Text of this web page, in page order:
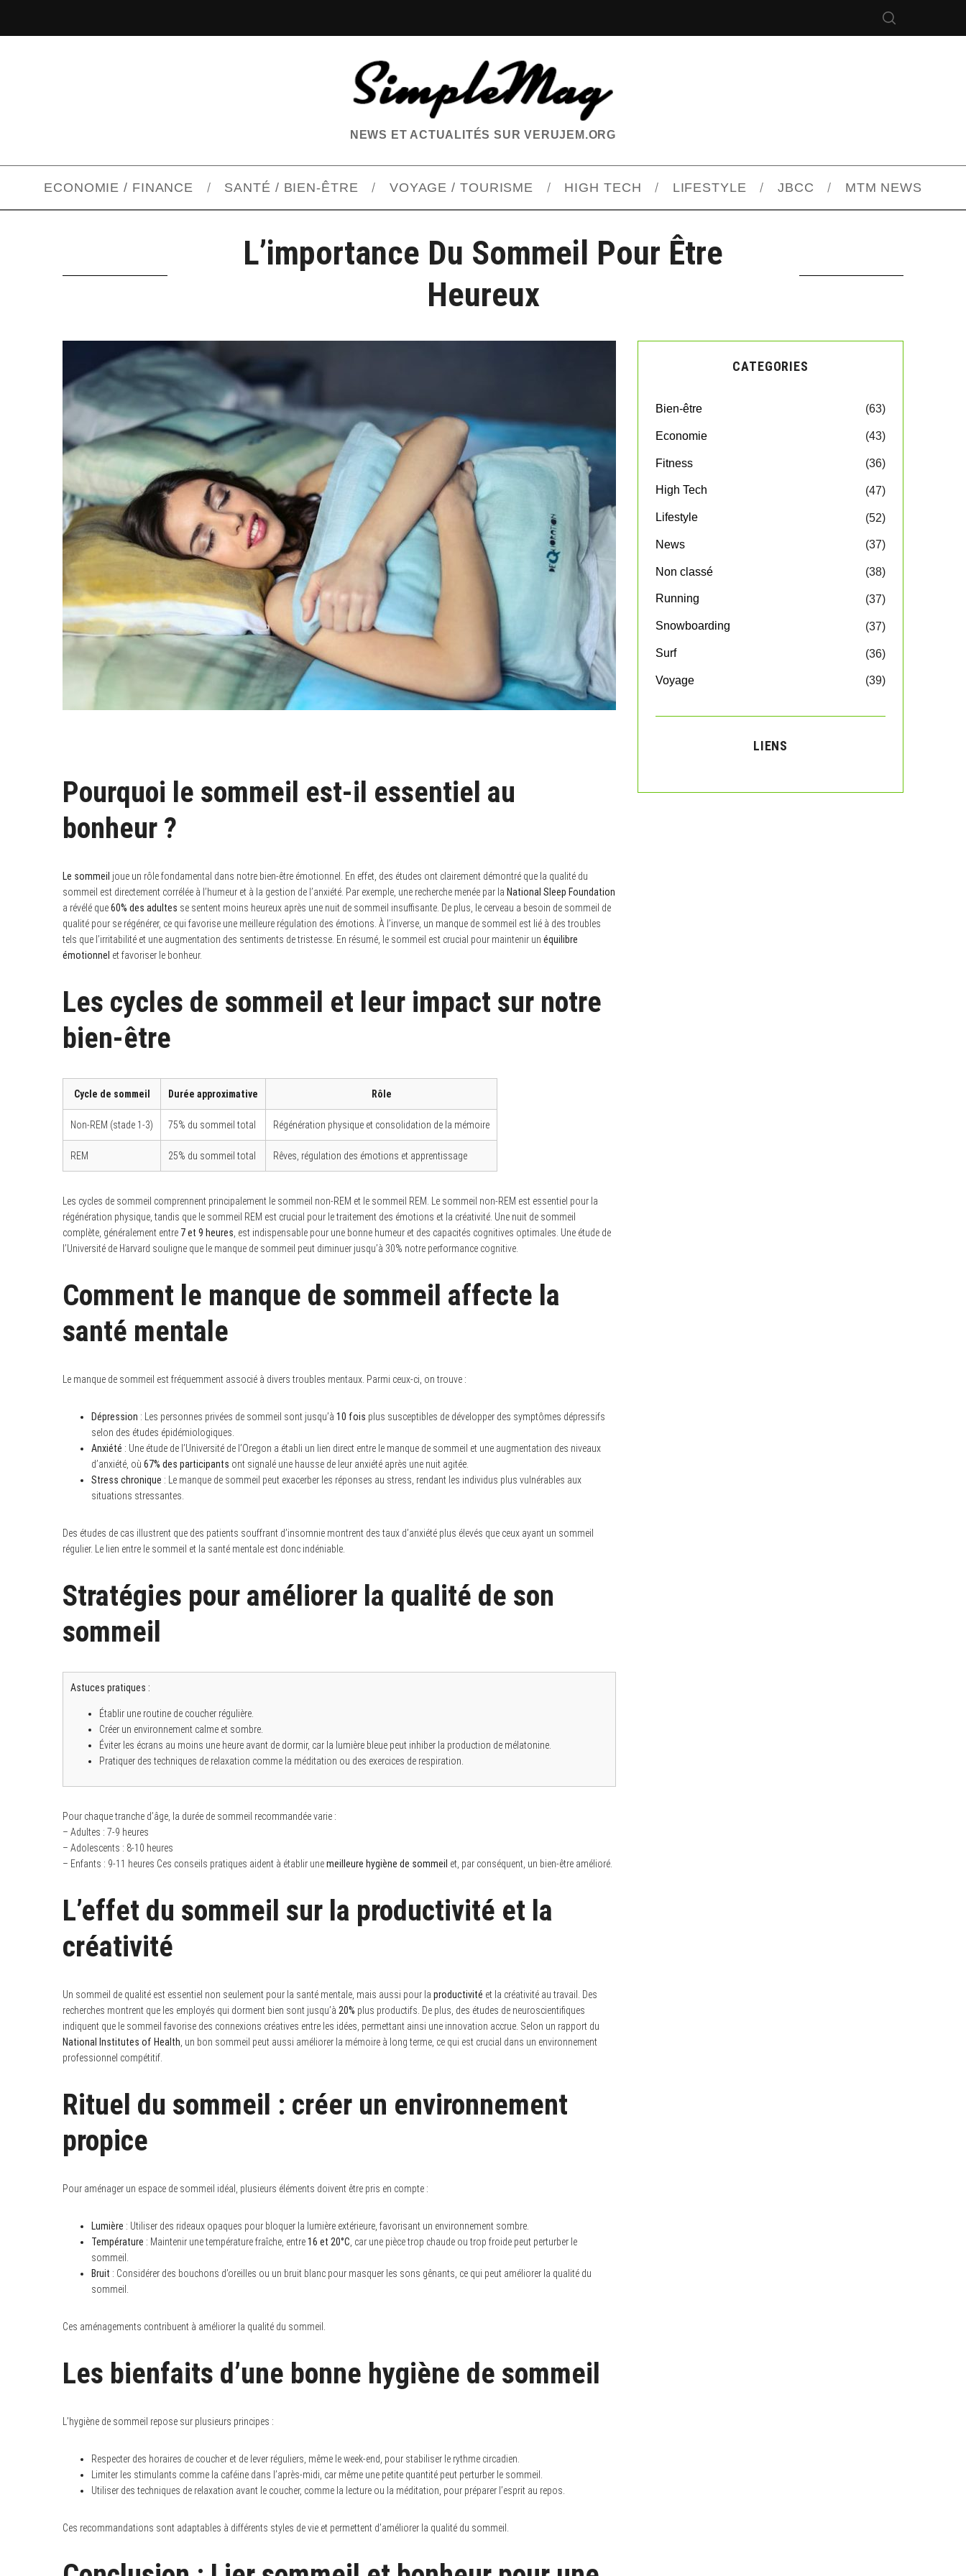
NEWS ET ACTUALITÉS SUR VERUJEM.ORG
ECONOMIE / FINANCE SANTÉ / BIEN-ÊTRE VOYAGE / TOURISME HIGH TECH LIFESTYLE JBCC MTM NEWS
L’importance Du Sommeil Pour Être
Heureux
Pourquoi le sommeil est-il essentiel au
bonheur ?
Le sommeil joue un rôle fondamental dans notre bien-être émotionnel. En effet, des études ont clairement démontré que la qualité du
sommeil est directement corrélée à l’humeur et à la gestion de l’anxiété. Par exemple, une recherche menée par la National Sleep Foundation
a révélé que60% des adultes se sentent moins heureux après une nuit de sommeil insuffisante. De plus, le cerveau a besoin de sommeil de
qualité pour se régénérer, ce qui favorise une meilleure régulation des émotions. À l’inverse, un manque de sommeil est lié à des troubles
tels que l’irritabilité et une augmentation des sentiments de tristesse. En résumé, le sommeil est crucial pour maintenir un équilibre
émotionnel et favoriser le bonheur.
Les cycles de sommeil et leur impact sur notre
bien-être
Cycle de sommeil Durée approximative Rôle
Non-REM (stade 1-3) 75% du sommeil total Régénération physique et consolidation de la mémoire
REM 25% du sommeil total Rêves, régulation des émotions et apprentissage
Les cycles de sommeil comprennent principalement le sommeil non-REM et le sommeil REM. Le sommeil non-REM est essentiel pour la
régénération physique, tandis que le sommeil REM est crucial pour le traitement des émotions et la créativité. Une nuit de sommeil
complète, généralement entre 7 et 9 heures , est indispensable pour une bonne humeur et des capacités cognitives optimales. Une étude de
l’Université de Harvard souligne que le manque de sommeil peut diminuer jusqu’à 30% notre performance cognitive.
Comment le manque de sommeil affecte la
santé mentale
Le manque de sommeil est fréquemment associé à divers troubles mentaux. Parmi ceux-ci, on trouve :
Dépression : Les personnes privées de sommeil sont jusqu’à 10 fois plus susceptibles de développer des symptômes dépressifs
selon des études épidémiologiques.
Anxiété : Une étude de l’Université de l’Oregon a établi un lien direct entre le manque de sommeil et une augmentation des niveaux
d’anxiété, où 67% des participants ont signalé une hausse de leur anxiété après une nuit agitée.
Stress chronique : Le manque de sommeil peut exacerber les réponses au stress, rendant les individus plus vulnérables aux
situations stressantes.
Des études de cas illustrent que des patients souffrant d’insomnie montrent des taux d’anxiété plus élevés que ceux ayant un sommeil
régulier. Le lien entre le sommeil et la santé mentale est donc indéniable.
Stratégies pour améliorer la qualité de son
sommeil
Astuces pratiques :
Établir une routine de coucher régulière.
Créer un environnement calme et sombre.
Éviter les écrans au moins une heure avant de dormir, car la lumière bleue peut inhiber la production de mélatonine.
Pratiquer des techniques de relaxation comme la méditation ou des exercices de respiration.
Pour chaque tranche d’âge, la durée de sommeil recommandée varie :
– Adultes : 7-9 heures
– Adolescents : 8-10 heures
– Enfants : 9-11 heures Ces conseils pratiques aident à établir unemeilleure hygiène de sommeil et, par conséquent, un bien-être amélioré.
L’effet du sommeil sur la productivité et la
créativité
Un sommeil de qualité est essentiel non seulement pour la santé mentale, mais aussi pour la productivité et la créativité au travail. Des
recherches montrent que les employés qui dorment bien sont jusqu’à 20% plus productifs. De plus, des études de neuroscientifiques
indiquent que le sommeil favorise des connexions créatives entre les idées, permettant ainsi une innovation accrue. Selon un rapport du
National Institutes of Health , un bon sommeil peut aussi améliorer la mémoire à long terme, ce qui est crucial dans un environnement
professionnel compétitif.
Rituel du sommeil : créer un environnement
propice
Pour aménager un espace de sommeil idéal, plusieurs éléments doivent être pris en compte :
Lumière : Utiliser des rideaux opaques pour bloquer la lumière extérieure, favorisant un environnement sombre.
Température : Maintenir une température fraîche, entre16 et 20°C , car une pièce trop chaude ou trop froide peut perturber le
sommeil.
Bruit : Considérer des bouchons d’oreilles ou un bruit blanc pour masquer les sons gênants, ce qui peut améliorer la qualité du
sommeil.
Ces aménagements contribuent à améliorer la qualité du sommeil.
Les bienfaits d’une bonne hygiène de sommeil
L’hygiène de sommeil repose sur plusieurs principes :
Respecter des horaires de coucher et de lever réguliers, même le week-end, pour stabiliser le rythme circadien.
Limiter les stimulants comme la caféine dans l’après-midi, car même une petite quantité peut perturber le sommeil.
Utiliser des techniques de relaxation avant le coucher, comme la lecture ou la méditation, pour préparer l’esprit au repos.
Ces recommandations sont adaptables à différents styles de vie et permettent d’améliorer la qualité du sommeil.
CATEGORIES
Bien-être (63)
Economie (43)
Fitness (36)
High Tech (47)
Lifestyle (52)
News (37)
Non classé (38)
Running (37)
Snowboarding (37)
Surf (36)
Voyage (39)
LIENS
a
h
f
o
r
: